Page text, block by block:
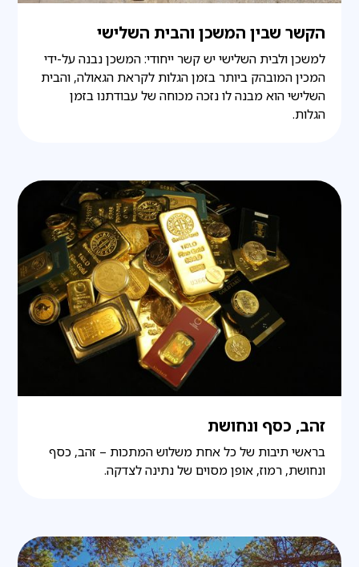
הקשר שבין המשכן והבית השלישי
למשכן ולבית השלישי יש קשר ייחודי: המשכן נבנה על-ידי
המכין המובהק ביותר בזמן הגלות לקראת הגאולה, והבית
השלישי הוא מבנה לו נזכה מכוחה של עבודתנו בזמן
הגלות.
זהב, כסף ונחושת
בראשי תיבות של כל אחת משלוש המתכות – זהב, כסף
ונחושת, רמוז, אופן מסוים של נתינה לצדקה.